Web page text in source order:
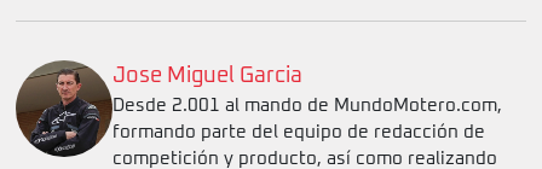
Jose Miguel Garcia
Desde 2.001 al mando de MundoMotero.com,
formando parte del equipo de redacción de
competición y producto, así como realizando